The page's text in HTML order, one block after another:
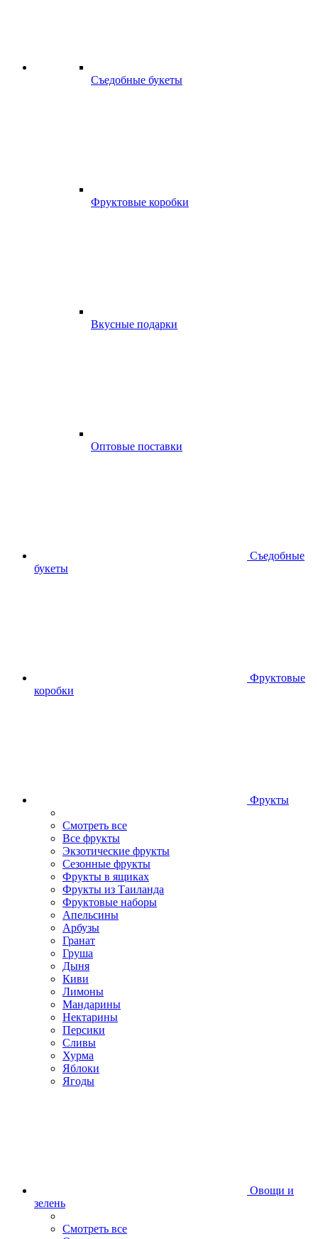
Съедобные букеты
Фруктовые коробки
Вкусные подарки
Оптовые поставки
Съедобные
букеты
Фруктовые
коробки
Фрукты
Смотреть все
Все фрукты
Экзотические фрукты
Сезонные фрукты
Фрукты в ящиках
Фрукты из Таиланда
Фруктовые наборы
Апельсины
Арбузы
Гранат
Груша
Дыня
Киви
Лимоны
Мандарины
Нектарины
Персики
Сливы
Хурма
Яблоки
Ягоды
Овощи и
зелень
Смотреть все